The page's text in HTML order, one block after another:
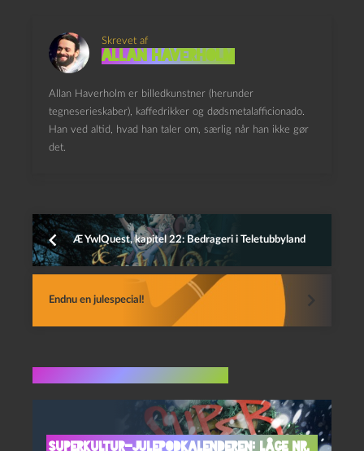
Skrevet af
Allan Haverholm
Allan Haverholm er billedkunstner (herunder
tegneserieskaber), kaffedrikker og dødsmetalafficionado.
Han ved altid, hvad han taler om, særlig når han ikke gør
det.
Æ YwlQuest, kapitel 22: Bedrageri i Teletubbyland
Endnu en julespecial!
Superkultur-julepodkalenderen: Låge nr.